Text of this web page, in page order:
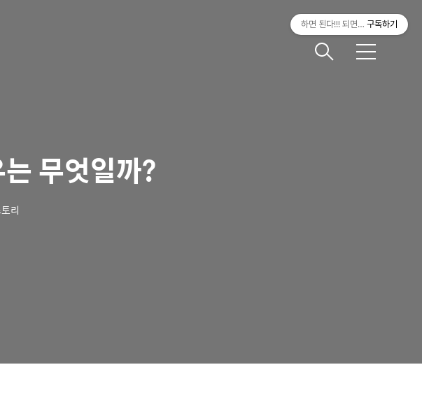
메
무엇일까?
리
하면 된다!!! 되면 한다???
구독하기